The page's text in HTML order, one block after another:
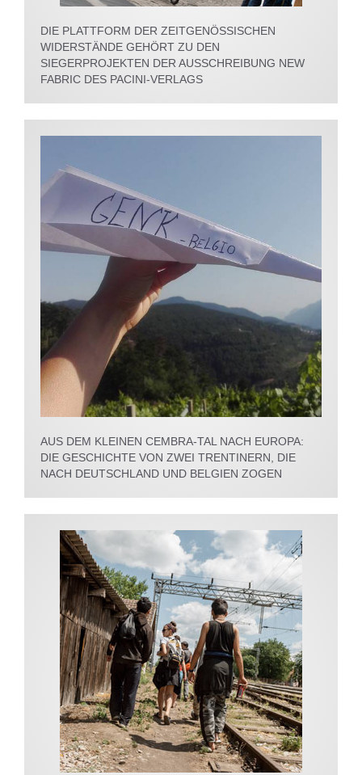
DIE PLATTFORM DER ZEITGENÖSSISCHEN
WIDERSTÄNDE GEHÖRT ZU DEN
SIEGERPROJEKTEN DER AUSSCHREIBUNG NEW
FABRIC DES PACINI-VERLAGS
AUS DEM KLEINEN CEMBRA-TAL NACH EUROPA:
DIE GESCHICHTE VON ZWEI TRENTINERN, DIE
NACH DEUTSCHLAND UND BELGIEN ZOGEN